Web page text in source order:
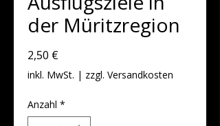
der Müritzregion
2,50 €Preis
inkl. MwSt. | zzgl. Versandkosten
Anzahl *